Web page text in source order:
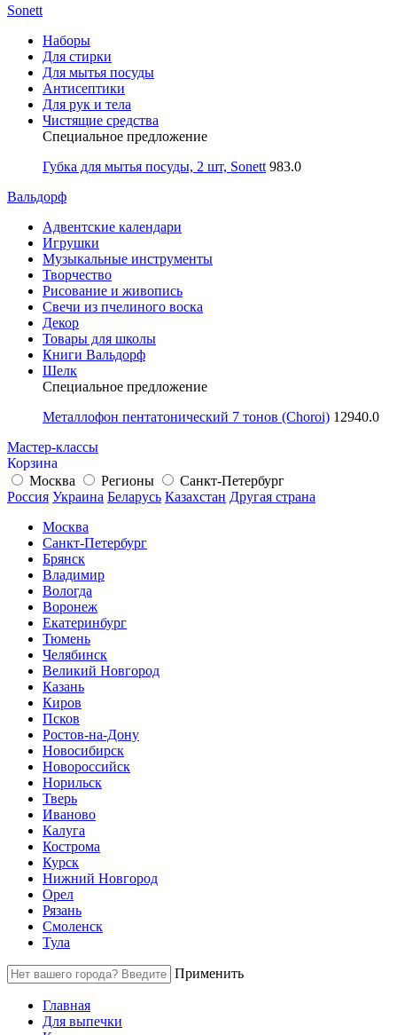
Sonett
Наборы
Для стирки
Для мытья посуды
Антисептики
Для рук и тела
Чистящие средства
Специальное предложение
Губка для мытья посуды, 2 шт, Sonett 983.0
Вальдорф
Адвентские календари
Игрушки
Музыкальные инструменты
Творчество
Рисование и живопись
Свечи из пчелиного воска
Декор
Товары для школы
Книги Вальдорф
Шелк
Специальное предложение
Металлофон пентатонический 7 тонов (Choroi) 12940.0
Мастер-классы
Корзина
Москва
Регионы
Санкт-Петербург
Россия Украина Беларусь Казахстан Другая страна
Москва
Санкт-Петербург
Брянск
Владимир
Вологда
Воронеж
Екатеринбург
Тюмень
Челябинск
Великий Новгород
Казань
Киров
Псков
Ростов-на-Дону
Новосибирск
Новороссийск
Норильск
Тверь
Иваново
Калуга
Кострома
Курск
Нижний Новгород
Орел
Рязань
Смоленск
Тула
Применить
Главная
Для выпечки